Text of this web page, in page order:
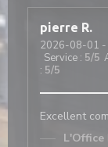
pierre R
2026-08-01
Service : 5/5
: 5/5
Excellent
L'Office